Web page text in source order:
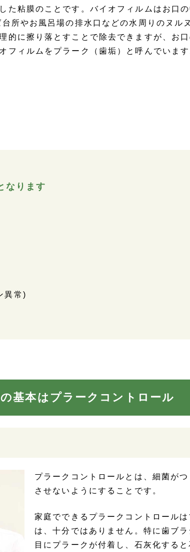
た粘膜のことです。バイオフィルムはお口
所やお風呂場の排水口などの水周りのヌル
的に擦り落とすことで除去できますが、お
フィルムをプラーク（歯垢）と呼んでいます
なります
異常)
基本はプラークコントロール
プラークコントロールとは、細菌が
させないようにすることです。
家庭でできるプラークコントロール
は、十分ではありません。特に歯ブ
目にプラークが付着し、石灰化する